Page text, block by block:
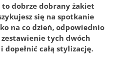
to dobrze dobrany żakiet
się na spotkanie
na co dzień, odpowiednio
tych dwóch
całą stylizację.